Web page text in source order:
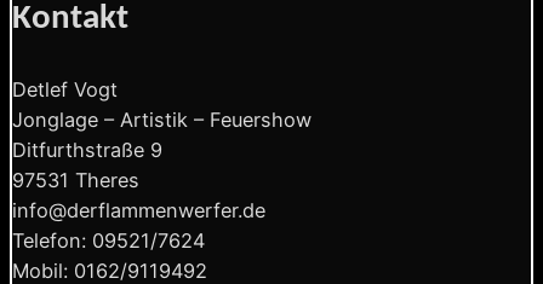
Kontakt
Detlef Vogt
Jonglage – Artistik – Feuershow
Ditfurthstraße 9
97531 Theres
info@derflammenwerfer.de
Telefon: 09521/7624
Mobil: 0162/9119492